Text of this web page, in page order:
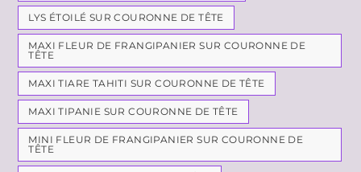
LYS ÉTOILÉ SUR COURONNE DE TÊTE
MAXI FLEUR DE FRANGIPANIER SUR COURONNE DE
TÊTE
MAXI TIARE TAHITI SUR COURONNE DE TÊTE
MAXI TIPANIE SUR COURONNE DE TÊTE
MINI FLEUR DE FRANGIPANIER SUR COURONNE DE
TÊTE